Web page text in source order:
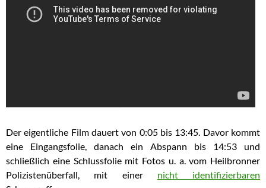
Der eigentliche Film dauert von 0:05 bis 13:45. Davor kommt
eine Eingangsfolie, danach ein Abspann bis 14:53 und
schließlich eine Schlussfolie mit Fotos u. a. vom Heilbronner
Polizistenüberfall, mit einer nicht identifizierbaren